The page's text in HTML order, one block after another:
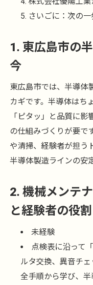
さいごに：次の一
1. 東広島市の
今
東広島市では、半導体
カギです。半導体はち
「ピタッ」と品質に
の仕組みづくりが要で
や清掃、経験者が担う
半導体製造ラインの安
2. 機械メンテ
と経験者の役割
未経験
点検表に沿って
ルタ交換、異音チ
全手順から学び、